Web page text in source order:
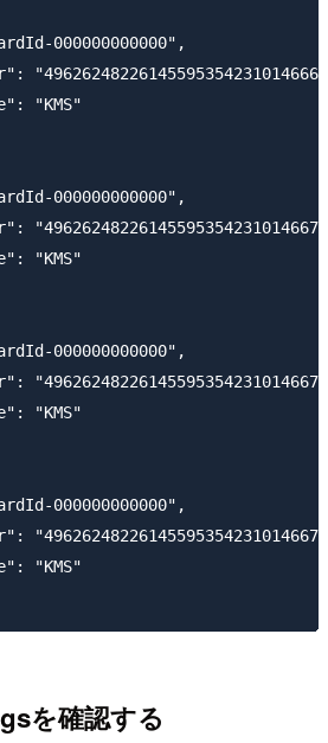
000000000000",
"KMS"
000000000000",
"KMS"
000000000000",
"KMS"
000000000000",
"KMS"
を確認する